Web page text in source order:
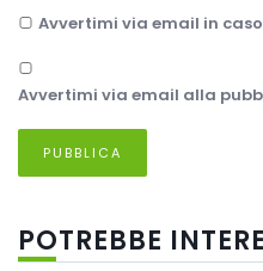
Avvertimi via email in
Avvertimi via email alla
POTREBBE